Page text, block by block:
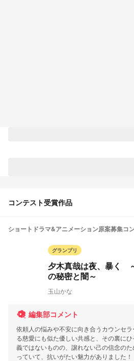
コンテスト受賞作品
ショートドラマ&アニメーション原案募集コ
グランプリ
夕木真哉は夜、暴く
の秘密と闇～
玉山かな
編集部コメント
依頼人の悩みや不安に向き合うカウンセ
る慈愛にも似た優しい共感と、その裏に
義ではないものの、譲れない己の信念の
っていて、抗いがたい魅力がありました！